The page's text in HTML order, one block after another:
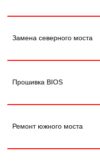
Замена северного моста
Прошивка BIOS
Ремонт южного моста